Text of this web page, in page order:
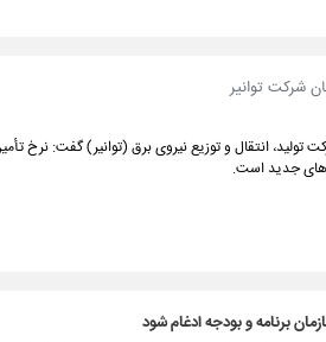
شرکت توانیر
جدید است.
برنامه و بودجه ادغام شود